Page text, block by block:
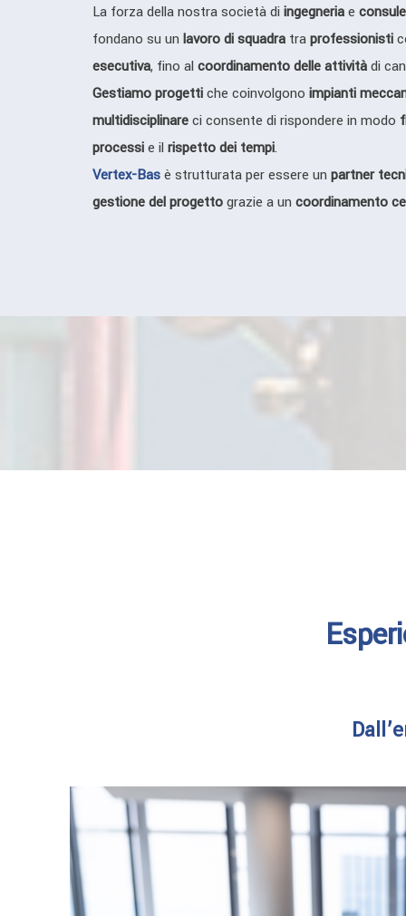
La forza della nostra società diingegneriae
fondano su un lavoro di squadra traprofessionisti
esecutiva, fino alcoordinamento delle attivitàdi
Gestiamo progettiche coinvolgono impianti
multidisciplinareci consente di rispondere in modo
processie ilrispetto dei tempi.
Vertex-Basè strutturata per essere un partner
gestione del progettograzie a un coordinamento